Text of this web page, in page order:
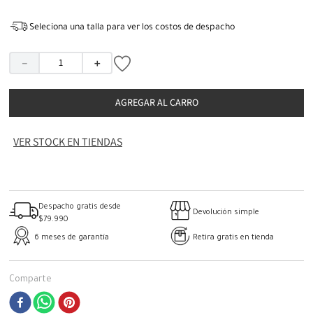
Seleciona una talla para ver los costos de despacho
＋
－
AGREGAR AL CARRO
VER STOCK EN TIENDAS
Despacho gratis desde
$79.990
Devolución simple
6 meses de garantía Retira gratis en tienda
Comparte